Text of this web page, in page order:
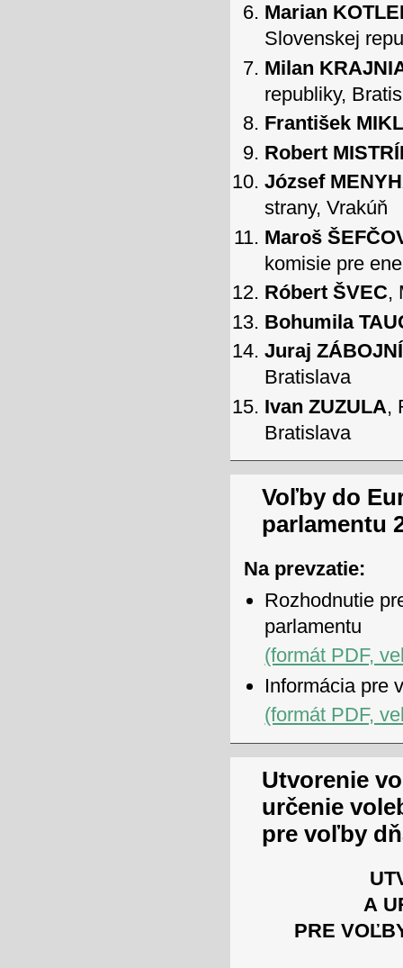
Marian
Slovenskej
Milan
republiky,
František
Robert
József
strany, Vrakúň
Maroš
komisie pre
Róbert ŠVEC,
Bohumila
Juraj
Bratislava
Ivan ZUZULA,
Bratislava
Voľby do
parlamentu
Na prevzatie:
Rozhodnutie
parlamentu
(formát PDF,
Informácia pre
(formát PDF,
Utvorenie
určenie
pre voľby
A
PRE